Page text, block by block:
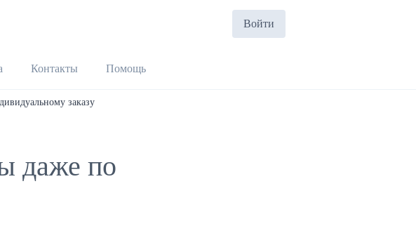
Войти
Контакты Помощь
заказу
даже по